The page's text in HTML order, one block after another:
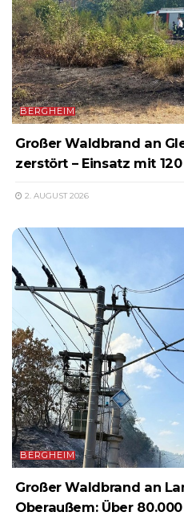
BERGHEIM
Großer Waldbrand an
zerstört – Einsatz mit
2. AUGUST 2026
BERGHEIM
Großer Waldbrand an
Oberaußem: Über